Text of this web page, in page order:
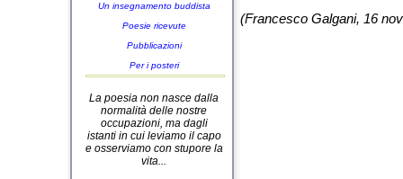
Un insegnamento buddista
Poesie ricevute
Pubblicazioni
Per i posteri
La poesia non nasce dalla
normalità delle nostre
occupazioni, ma dagli
istanti in cui leviamo il capo
e osserviamo con stupore la
vita...
(Francesco Galgani, 16